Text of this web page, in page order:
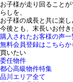
お子様が走り回ること
らしを、
お子様の成長と共に楽し
今後とも、末長いお付き
購入されたお客様の声一
無料会員登録はこちらか
買いたい
委任物件
都心高級物件特集
品川エリア全て